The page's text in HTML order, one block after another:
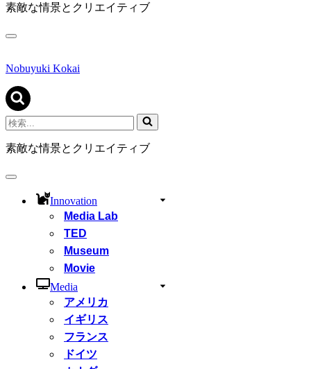
素敵な情景とクリエイティブ
ナ
ゲ
シ
ョ
ン
メ
ニ
ュ
Nobuyuki Kokai
検
索...
素敵な情景とクリエイティブ
ナ
Innovation
Media Lab
TED
Museum
Movie
Media
アメリカ
イギリス
フランス
ドイツ